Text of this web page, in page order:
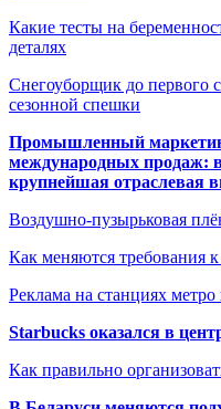
Какие тесты на
деталях
Снегоуборщик до первого
сезонной спешки
Промышленный
международных продаж:
крупнейшая отраслевая
Воздушно-пузырьковая
Как меняются требования
Реклама на станциях
Starbucks оказался в
Как правильно